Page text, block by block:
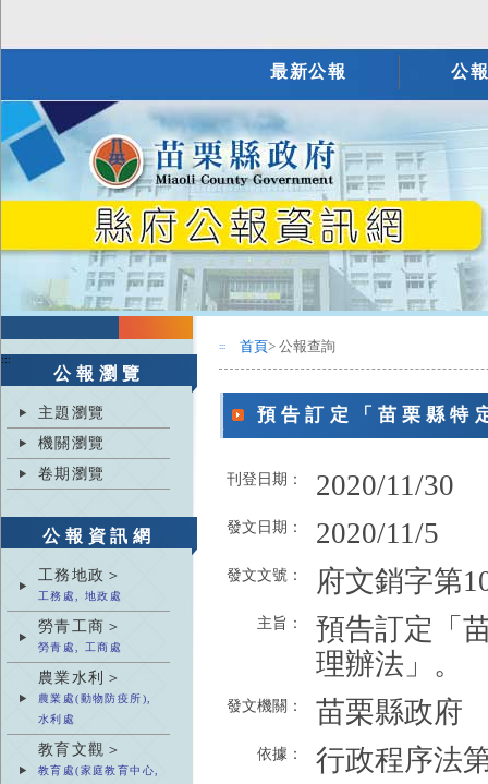
最新公報 公
:::
公報瀏覽
主題瀏覽
機關瀏覽
卷期瀏覽
公報資訊網
工務地政＞
工務處, 地政處
勞青工商＞
勞青處, 工商處
農業水利＞
農業處(動物防疫所),
水利處
教育文觀＞
教育處(家庭教育中心,
::: 首頁> 公報查詢
預告訂定「苗栗縣特
刊登日期： 2020/11/30
發文日期： 2020/11/5
發文文號： 府文銷字第
主旨：
預告訂定「
理辦法」。
發文機關： 苗栗縣政府
依據： 行政程序法